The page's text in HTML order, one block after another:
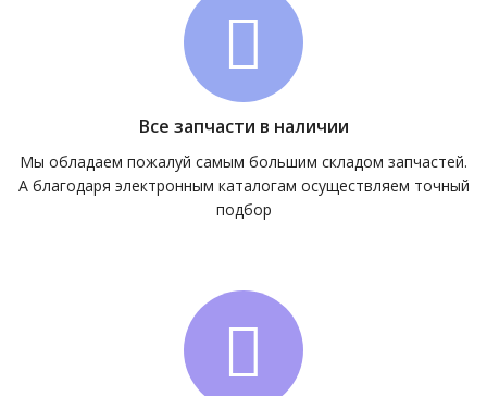
Все запчасти в наличии
Мы обладаем пожалуй самым большим складом запчастей.
А благодаря электронным каталогам осуществляем точный
подбор